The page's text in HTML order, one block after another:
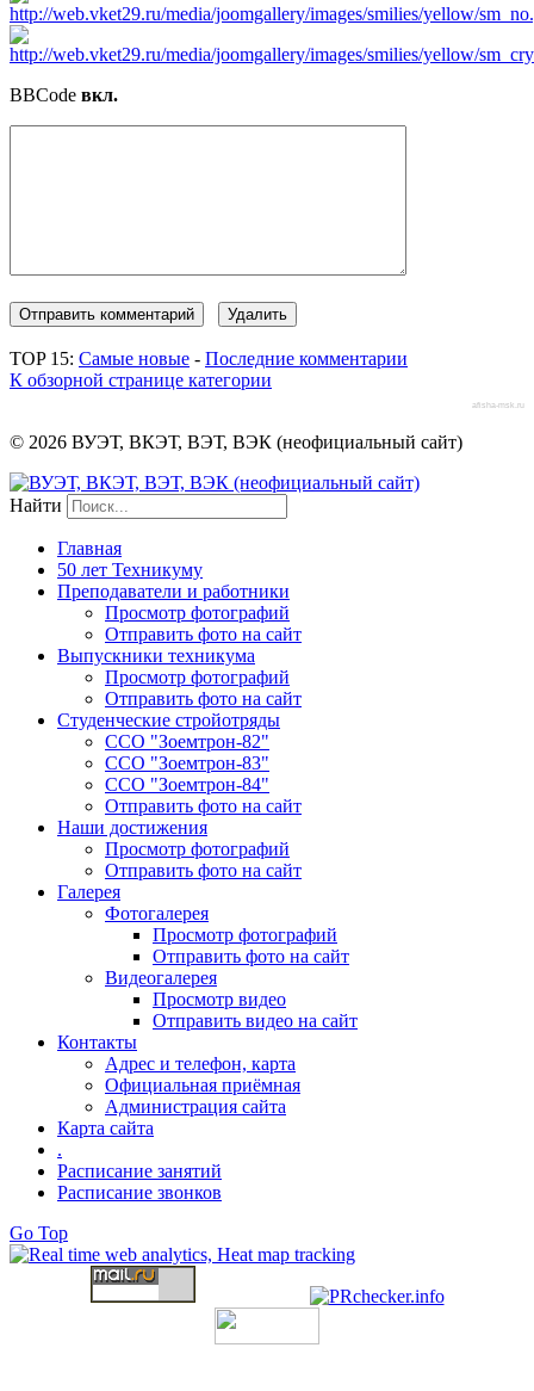
BBCode вкл.
TOP 15: Самые новые - Последние комментарии
К обзорной странице категории
afisha-msk.ru
© 2026 ВУЭТ, ВКЭТ, ВЭТ, ВЭК (неофициальный сайт)
Найти
Главная
50 лет Техникуму
Преподаватели и работники
Просмотр фотографий
Отправить фото на сайт
Выпускники техникума
Просмотр фотографий
Отправить фото на сайт
Студенческие стройотряды
ССО "Зоемтрон-82"
ССО "Зоемтрон-83"
ССО "Зоемтрон-84"
Отправить фото на сайт
Наши достижения
Просмотр фотографий
Отправить фото на сайт
Галерея
Фотогалерея
Просмотр фотографий
Отправить фото на сайт
Видеогалерея
Просмотр видео
Отправить видео на сайт
Контакты
Адрес и телефон, карта
Официальная приёмная
Администрация сайта
Карта сайта
.
Расписание занятий
Расписание звонков
Go Top